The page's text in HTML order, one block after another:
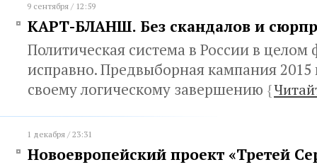
9 сентября / 12:59
КАРТ-БЛАНШ. Без скандалов и
Политическая система в России в
исправно. Предвыборная кампания 2015
своему логическому завершению {
1 декабря / 23:31
Новоевропейский проект «Третей